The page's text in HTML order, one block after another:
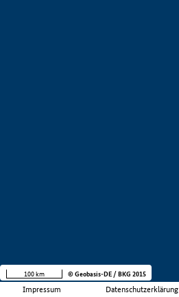
Impressum Datenschutzerklärung
100 km © Geobasis-DE / BKG 2015